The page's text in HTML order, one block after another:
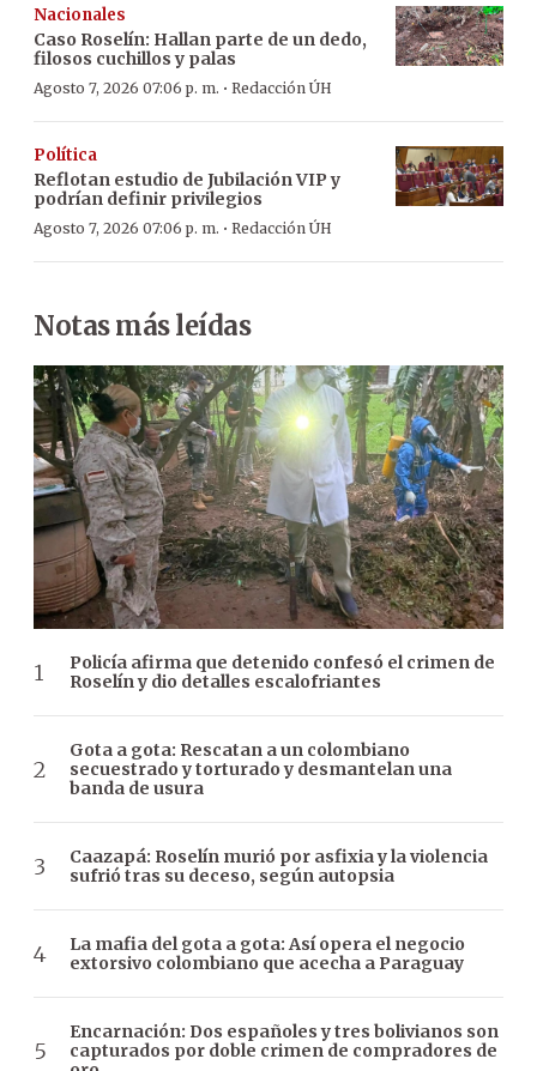
Nacionales
Caso Roselín: Hallan parte de un dedo,
filosos cuchillos y palas
Agosto 7, 2026 07:06 p. m. · Redacción ÚH
Política
Reflotan estudio de Jubilación VIP y
podrían definir privilegios
Agosto 7, 2026 07:06 p. m. · Redacción ÚH
Notas más leídas
Policía afirma que detenido confesó el crimen de
Roselín y dio detalles escalofriantes
Gota a gota: Rescatan a un colombiano
secuestrado y torturado y desmantelan una
banda de usura
Caazapá: Roselín murió por asfixia y la violencia
sufrió tras su deceso, según autopsia
La mafia del gota a gota: Así opera el negocio
extorsivo colombiano que acecha a Paraguay
Encarnación: Dos españoles y tres bolivianos son
capturados por doble crimen de compradores de